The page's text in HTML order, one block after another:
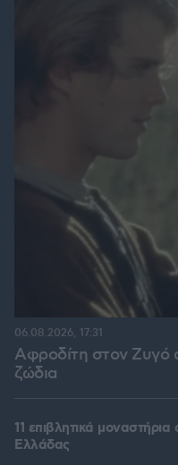
Αφροδίτη στον Ζυγό
ζώδια
06.08.2026, 17:31
11 επιβλητικά
Ελλάδας